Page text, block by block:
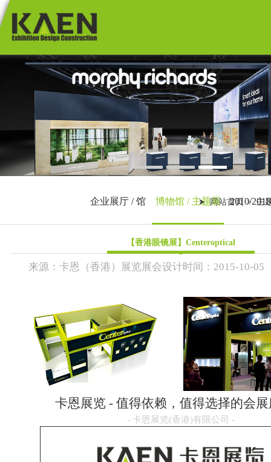
首 页
展览展会
海外展会
港澳展会
国内展会
商业空间
专卖店
主题展厅
馆
题展
2010/2018
港澳展会
海外布展
展会营销
关于卡恩
卡恩服务
卡恩优势
联系卡恩
网站首页 主
企业展厅 / 馆 博物馆 / 主题展 2010/2018
【香港眼镜展】Centeroptical
来源： 卡恩（香港）展览展会设计时间： 2015-10-05
卡恩展览 - 值得依赖，值得选择的会
- 卡恩展览(香港)有限公司 -